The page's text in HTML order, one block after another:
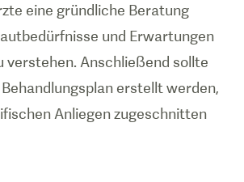
eine gründliche Beratung
und Erwartungen
verstehen. Anschließend sollte
erstellt werden,
Anliegen zugeschnitten